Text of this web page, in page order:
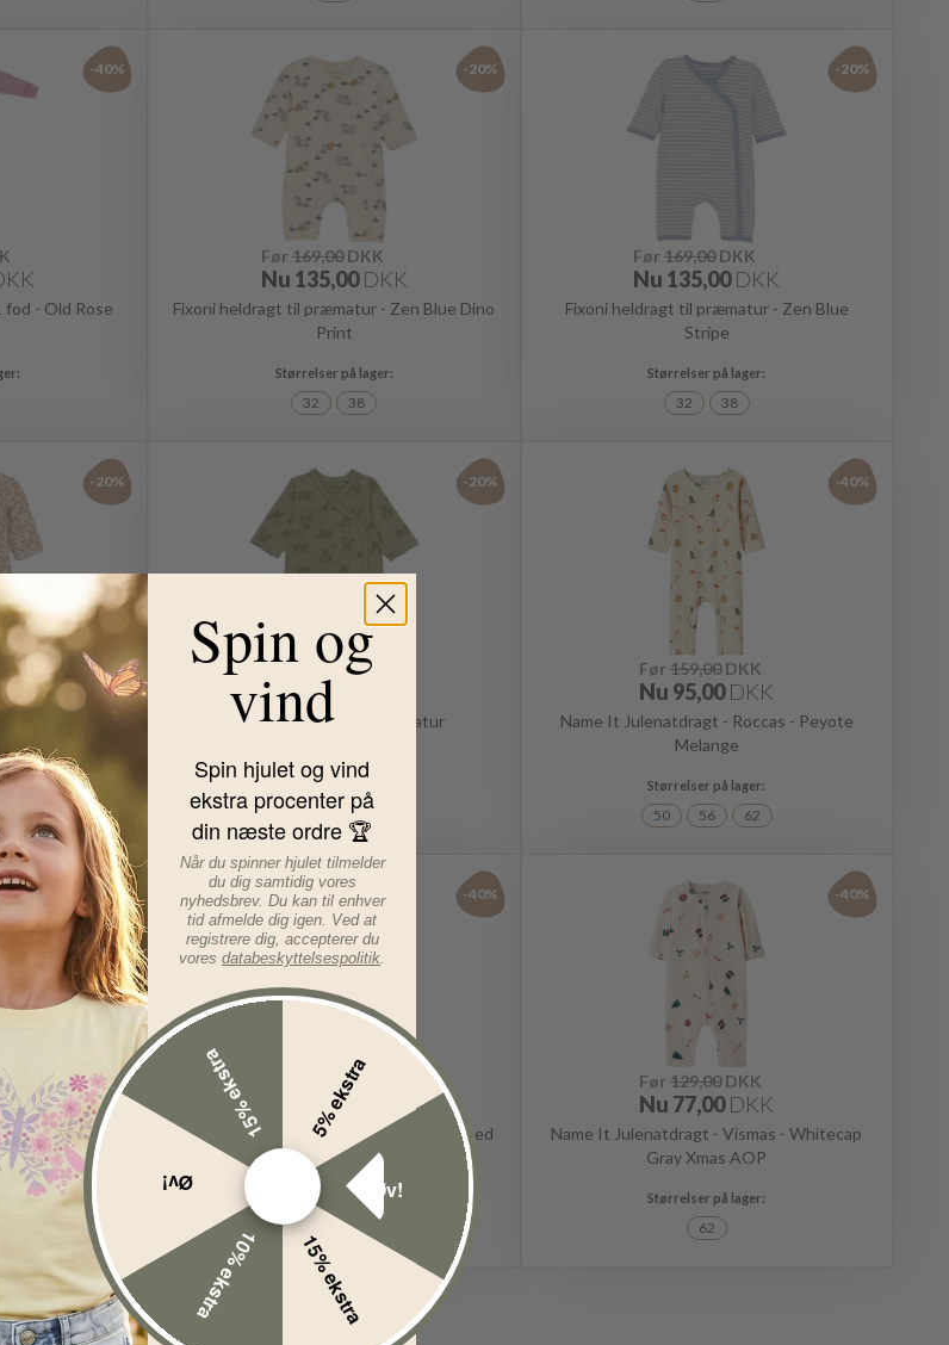
-40%
fod - Old Rose
-20%
Før 169,00DKK
Nu 135,00 DKK
Fixoni heldragt til præmatur - Zen Blue Dino
Print
32 38
-20%
Før169,00DKK
Nu 135,00 DKK
Fixoni heldragt til præmatur - Zen Blue
Stripe
32 38
-20%
- Pale Mauve
-20%
Før169,00 DKK
Nu135,00
Fixoni Heldragt Tea Præmatur
-40%
Før159,00DKK
Nu 95,00 DKK
Name It Julenatdragt - Roccas - Peyote
Melange
50 56 62
-40%
- Burgundy
-40%
129,00DKK
77,00
Name It Julenatdragt - Vismas - Jester Red
Xmas AOP
-40%
Før129,00DKK
Nu 77,00 DKK
Name It Julenatdragt - Vismas - Whitecap
Gray Xmas AOP
62
Spin og
vind
Spin hjulet og vind
ekstra procenter på
din næste ordre 🏆
Når du spinner hjulet tilmelder
du dig samtidig vores
nyhedsbrev. Du kan til enhver
tid afmelde dig igen. Ved at
registrere dig, accepterer du
vores databeskyttelsespolitik.
5% ekstra
Øv!
15% ekstra
10% ekstra
Øv!
15% ekstra